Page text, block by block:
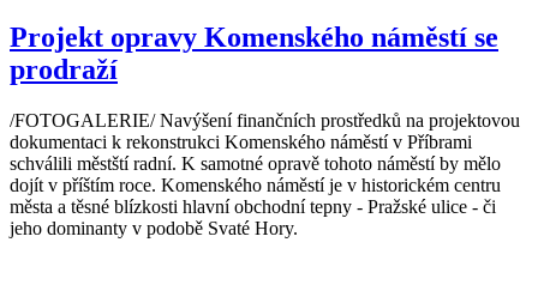
Projekt opravy Komenského náměstí se
prodraží
/FOTOGALERIE/ Navýšení finančních prostředků na projektovou
dokumentaci k rekonstrukci Komenského náměstí v Příbrami
schválili městští radní. K samotné opravě tohoto náměstí by mělo
dojít v příštím roce. Komenského náměstí je v historickém centru
města a těsné blízkosti hlavní obchodní tepny - Pražské ulice - či
jeho dominanty v podobě Svaté Hory.